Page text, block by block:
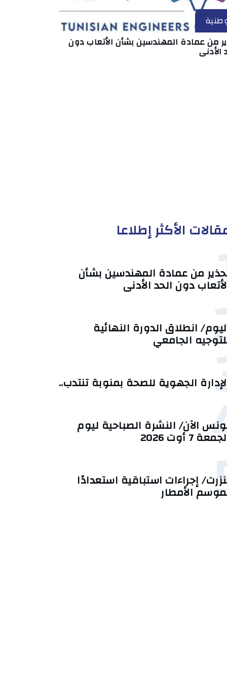
من عمادة المهندسين بشأن الأتعاب دون
الأدنى
الأكثر إطلاعا
من عمادة المهندسين بشأن
دون الحد الأدنى
انطلاق الدورة النهائية
الجامعي
الجهوية للصحة بمنوبة تنتدب..
الآن/ النشرة الصباحية ليوم
7 أوت 2026
إجراءات استباقية استعدادًا
الأمطار